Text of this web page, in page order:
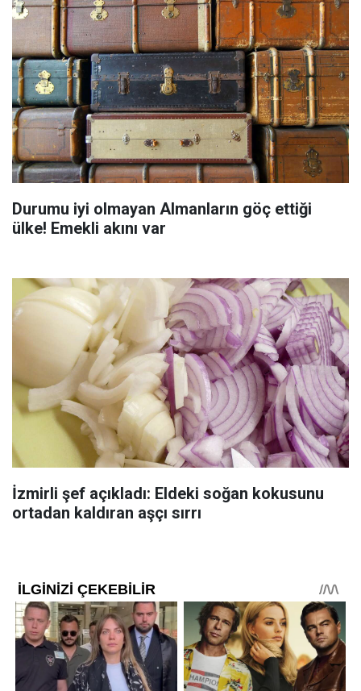
Durumu iyi olmayan Almanların göç ettiği
ülke! Emekli akını var
İzmirli şef açıkladı: Eldeki soğan kokusunu
ortadan kaldıran aşçı sırrı